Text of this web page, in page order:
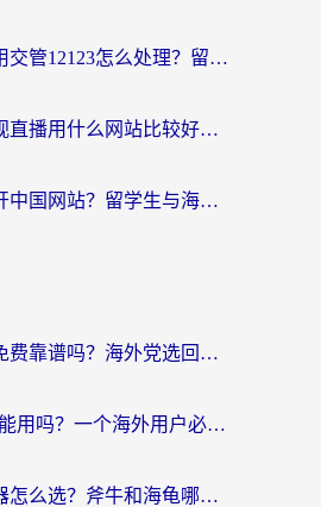
在海外如果使用交管12123怎么处理？留学生亲测有效的回国加速方案
海外看国内电视直播用什么网站比较好？一篇解决你所有追剧难题的实用指南
在国外如何打开中国网站？留学生与海外华人的无缝访问指南
雷霆加速下载免费靠谱吗？海外党选回国加速器的避坑指南（附热门工具对比）
NordVPN 回国能用吗？一个海外用户必须面对的真实困境
海外回国加速器怎么选？斧牛和海龟哪个好？一篇帮你避开坑的实用指南